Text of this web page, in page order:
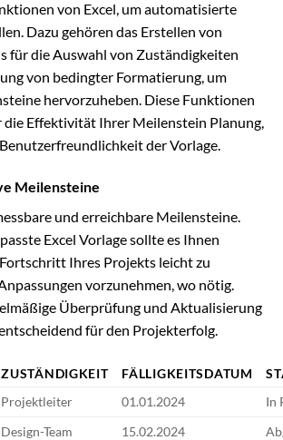
von Excel, um automatisierte
Dazu gehören das Erstellen von
für die Auswahl von Zuständigkeiten
von bedingter Formatierung, um
hervorzuheben. Diese Funktionen
Effektivität Ihrer Meilenstein Planung,
der Vorlage.
Meilensteine
und erreichbare Meilensteine.
Excel Vorlage sollte es Ihnen
Ihres Projekts leicht zu
vorzunehmen, wo nötig.
Überprüfung und Aktualisierung
für den Projekterfolg.
ZUSTÄNDIGKEIT FÄLLIGKEITSDATUM
Projektleiter 01.01.2024
In
Design-Team 15.02.2024